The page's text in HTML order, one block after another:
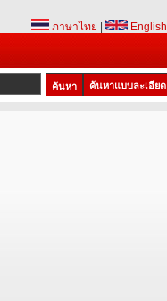
ภาษาไทย
English
ค้นหาแบบละเอียด